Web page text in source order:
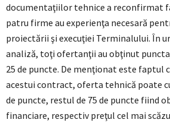
documentaţiilor tehnice a reconfirmat
patru firme au experienţa necesară
proiectării şi execuţiei Terminalului. În
analiză, toţi ofertanţii au obţinut
25 de puncte. De menţionat este faptul
acestui contract, oferta tehnică poate
de puncte, restul de 75 de puncte fiind
financiare, respectiv preţul cel mai